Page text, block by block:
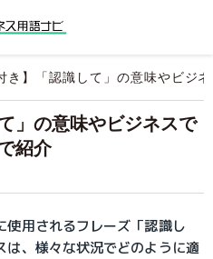
き】「認識して」の意味やビジ
」の意味やビジネスで
紹介
使用されるフレーズ「認識し
は、様々な状況でどのように適